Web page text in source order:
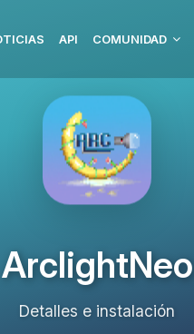
API COMUNIDAD
ArclightNeo
Detalles e instalación